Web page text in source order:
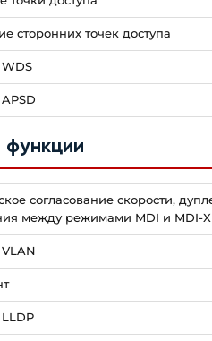
сторонних точек доступа
согласование скорости,
между режимами MDI и MDI-X